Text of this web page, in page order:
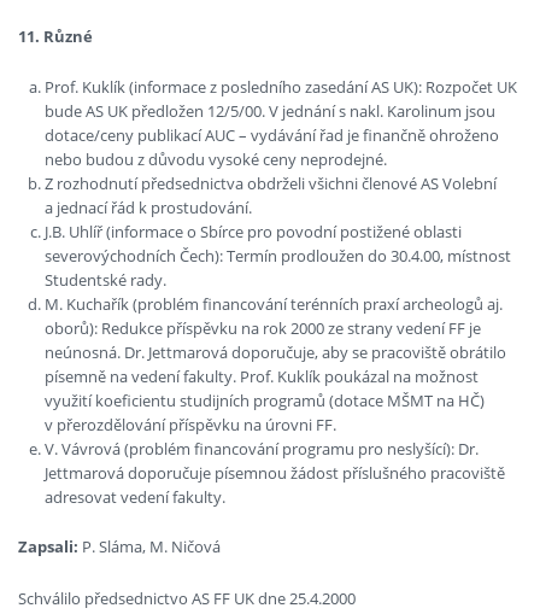
11. Různé
Prof. Kuklík (informace z posledního zasedání AS UK): Rozpočet UK
bude AS UK předložen 12/5/00. V jednání s nakl. Karolinum jsou
dotace/ceny publikací AUC – vydávání řad je finančně ohroženo
nebo budou z důvodu vysoké ceny neprodejné.
Z rozhodnutí předsednictva obdrželi všichni členové AS Volební
a jednací řád k prostudování.
J.B. Uhlíř (informace o Sbírce pro povodní postižené oblasti
severovýchodních Čech): Termín prodloužen do 30.4.00, místnost
Studentské rady.
M. Kuchařík (problém financování terénních praxí archeologů aj.
oborů): Redukce příspěvku na rok 2000 ze strany vedení FF je
neúnosná. Dr. Jettmarová doporučuje, aby se pracoviště obrátilo
písemně na vedení fakulty. Prof. Kuklík poukázal na možnost
využití koeficientu studijních programů (dotace MŠMT na HČ)
v přerozdělování příspěvku na úrovni FF.
V. Vávrová (problém financování programu pro neslyšící): Dr.
Jettmarová doporučuje písemnou žádost příslušného pracoviště
adresovat vedení fakulty.
Zapsali: P. Sláma, M. Ničová
Schválilo předsednictvo AS FF UK dne 25.4.2000